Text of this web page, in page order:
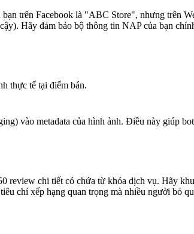
trên Facebook là "ABC Store", nhưng trên
Hãy đảm bảo bộ thông tin NAP của bạn
thực tế tại điểm bán.
vào metadata của hình ảnh. Điều này giúp
chi tiết có chứa từ khóa dịch vụ. Hãy
chí xếp hạng quan trọng mà nhiều người bỏ